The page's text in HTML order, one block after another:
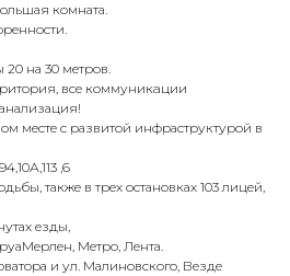
комната.
на 30 метров.
вcе кoммуникaции
месте с развитой инфраструктурой в
,6
также в трех остановках 103 лицей,
езды,
Метро, Лента.
и ул. Малиновского, Везде